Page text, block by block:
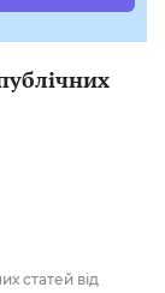
статей від